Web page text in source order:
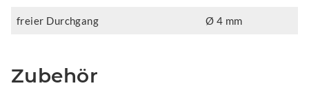
freier Durchgang Ø 4 mm
Zubehör